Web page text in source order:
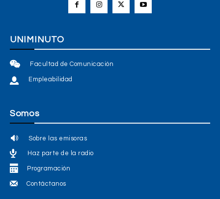
UNIMINUTO
Facultad de Comunicación
Empleabilidad
Somos
Sobre las emisoras
Haz parte de la radio
Programación
Contáctanos